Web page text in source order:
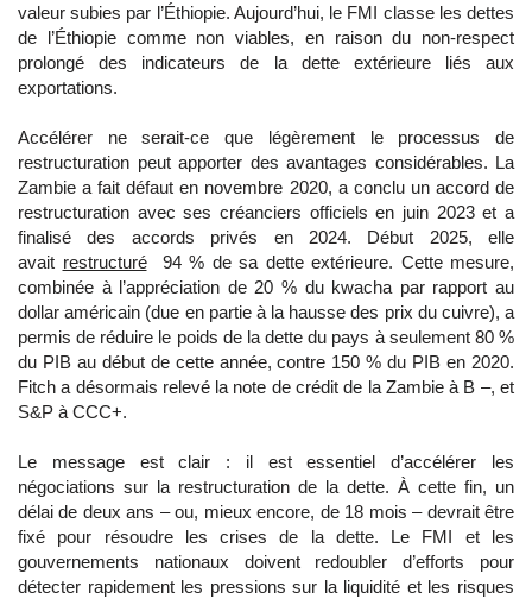
valeur subies par l’Éthiopie. Aujourd’hui, le FMI classe les dettes
de l’Éthiopie comme non viables, en raison du non-respect
prolongé des indicateurs de la dette extérieure liés aux
exportations.
Accélérer ne serait-ce que légèrement le processus de
restructuration peut apporter des avantages considérables. La
Zambie a fait défaut en novembre 2020, a conclu un accord de
restructuration avec ses créanciers officiels en juin 2023 et a
finalisé des accords privés en 2024. Début 2025, elle
avait restructuré94 % de sa dette extérieure. Cette mesure,
combinée à l’appréciation de 20 % du kwacha par rapport au
dollar américain (due en partie à la hausse des prix du cuivre), a
permis de réduire le poids de la dette du pays à seulement 80 %
du PIB au début de cette année, contre 150 % du PIB en 2020.
Fitch a désormais relevé la note de crédit de la Zambie à B –, et
S&P à CCC+.
Le message est clair : il est essentiel d’accélérer les
négociations sur la restructuration de la dette. À cette fin, un
délai de deux ans – ou, mieux encore, de 18 mois – devrait être
fixé pour résoudre les crises de la dette. Le FMI et les
gouvernements nationaux doivent redoubler d’efforts pour
détecter rapidement les pressions sur la liquidité et les risques